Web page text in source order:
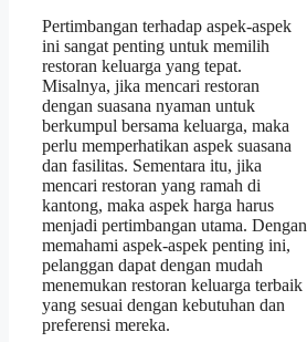
Pertimbangan terhadap aspek-aspek
ini sangat penting untuk memilih
restoran keluarga yang tepat.
Misalnya, jika mencari restoran
dengan suasana nyaman untuk
berkumpul bersama keluarga, maka
perlu memperhatikan aspek suasana
dan fasilitas. Sementara itu, jika
mencari restoran yang ramah di
kantong, maka aspek harga harus
menjadi pertimbangan utama. Dengan
memahami aspek-aspek penting ini,
pelanggan dapat dengan mudah
menemukan restoran keluarga terbaik
yang sesuai dengan kebutuhan dan
preferensi mereka.